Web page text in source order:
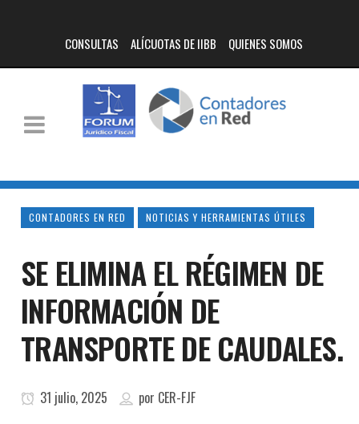
CONSULTAS ALÍCUOTAS DE IIBB QUIENES SOMOS
CONTADORES EN RED NOTICIAS Y HERRAMIENTAS ÚTILES
SE ELIMINA EL RÉGIMEN DE
INFORMACIÓN DE
TRANSPORTE DE CAUDALES.
31 julio, 2025 por CER-FJF